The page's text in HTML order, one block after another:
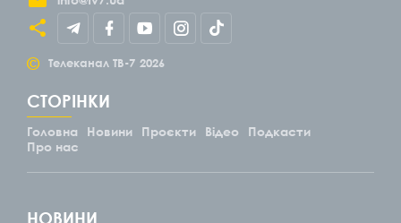
© Телеканал ТВ-7 2026
СТОРІНКИ
Головна Новини Проєкти Відео
Подкасти
Про нас
НОВИНИ